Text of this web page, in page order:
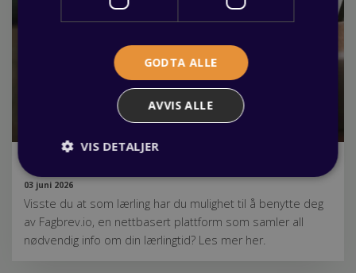
03 juni 2026
Visste du at som lærling har du mulighet til å benytte deg
av Fagbrev.io, en nettbasert plattform som samler all
nødvendig info om din lærlingtid? Les mer her.
GODTA ALLE
AVVIS ALLE
VIS DETALJER